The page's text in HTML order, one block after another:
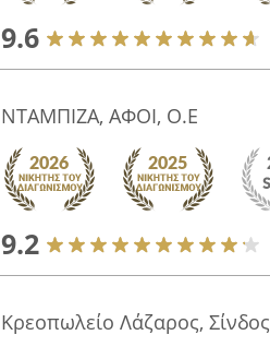
9.6
ΝΤΑΜΠΙΖΑ, ΑΦΟΙ, Ο.Ε
9.2
Κρεοπωλείο Λάζαρος, Σίνδος